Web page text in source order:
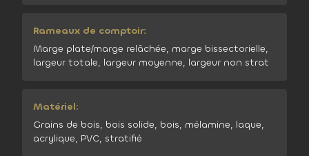
Rameaux de comptoir:
Marge plate/marge relâchée, marge bissectorielle,
largeur totale, largeur moyenne, largeur non strat
Matériel:
Grains de bois, bois solide, bois, mélamine, laque,
acrylique, PVC, stratifié